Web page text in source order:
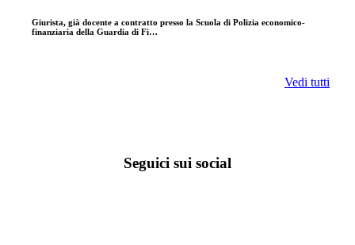
Giurista, già docente a contratto presso la Scuola di Polizia economico-
finanziaria della Guardia di Fi…
Vedi tutti
Seguici sui social